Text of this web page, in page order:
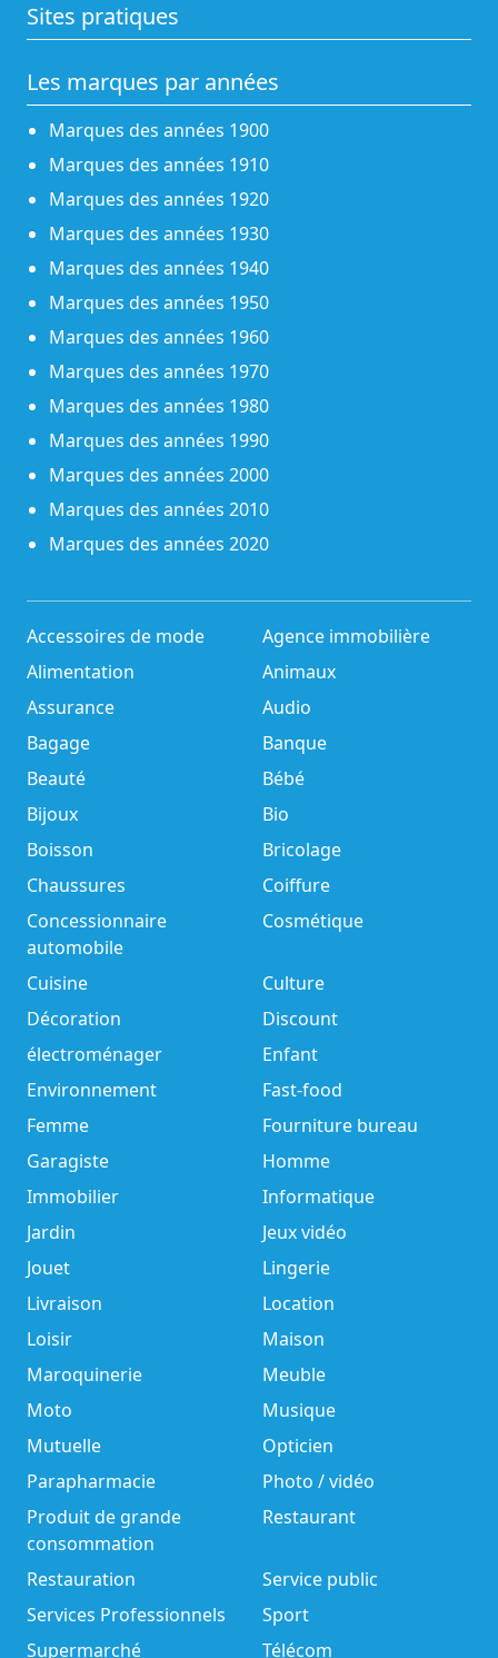
Sites pratiques
Les marques par années
Marques des années 1900
Marques des années 1910
Marques des années 1920
Marques des années 1930
Marques des années 1940
Marques des années 1950
Marques des années 1960
Marques des années 1970
Marques des années 1980
Marques des années 1990
Marques des années 2000
Marques des années 2010
Marques des années 2020
Accessoires de mode
Agence immobilière
Alimentation
Animaux
Assurance
Audio
Bagage
Banque
Beauté
Bébé
Bijoux
Bio
Boisson
Bricolage
Chaussures
Coiffure
Concessionnaire
automobile
Cosmétique
Cuisine
Culture
Décoration
Discount
électroménager
Enfant
Environnement
Fast-food
Femme
Fourniture bureau
Garagiste
Homme
Immobilier
Informatique
Jardin
Jeux vidéo
Jouet
Lingerie
Livraison
Location
Loisir
Maison
Maroquinerie
Meuble
Moto
Musique
Mutuelle
Opticien
Parapharmacie
Photo / vidéo
Produit de grande
consommation
Restaurant
Restauration
Service public
Services Professionnels
Sport
Supermarché
Télécom